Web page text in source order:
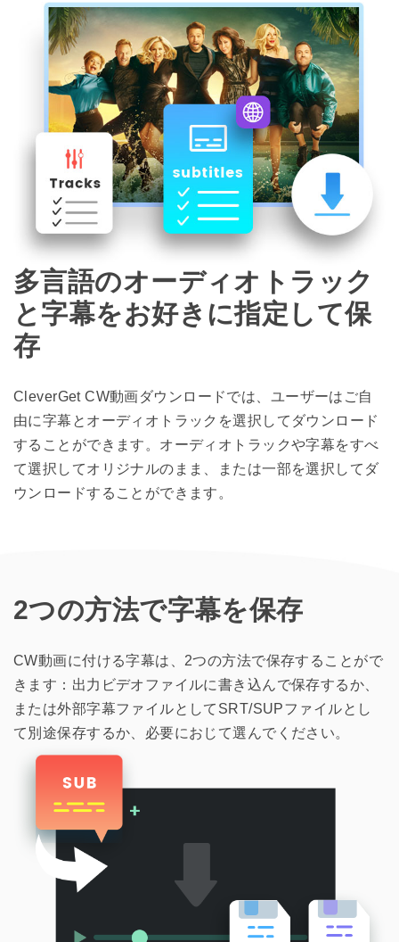
多言語のオーディオトラック
と字幕をお好きに指定して保
存
CleverGet CW動画ダウンロードでは、ユーザーはご自
由に字幕とオーディオトラックを選択してダウンロード
することができます。オーディオトラックや字幕をすべ
て選択してオリジナルのまま、または一部を選択してダ
ウンロードすることができます。
2つの方法で字幕を保存
CW動画に付ける字幕は、2つの方法で保存することがで
きます：出力ビデオファイルに書き込んで保存するか、
または外部字幕ファイルとしてSRT/SUPファイルとし
て別途保存するか、必要におじて選んでください。